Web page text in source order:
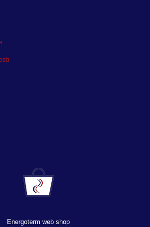
Energoterm web shop